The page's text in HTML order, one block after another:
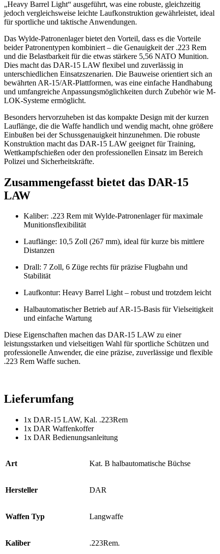
„Heavy Barrel Light“ ausgeführt, was eine robuste, gleichzeitig
jedoch vergleichsweise leichte Laufkonstruktion gewährleistet, ideal
für sportliche und taktische Anwendungen.
Das Wylde-Patronenlager bietet den Vorteil, dass es die Vorteile
beider Patronentypen kombiniert – die Genauigkeit der .223 Rem
und die Belastbarkeit für die etwas stärkere 5,56 NATO Munition.
Dies macht das DAR-15 LAW flexibel und zuverlässig in
unterschiedlichen Einsatzszenarien. Die Bauweise orientiert sich an
bewährten AR-15/AR-Plattformen, was eine einfache Handhabung
und umfangreiche Anpassungsmöglichkeiten durch Zubehör wie M-
LOK-Systeme ermöglicht.
Besonders hervorzuheben ist das kompakte Design mit der kurzen
Lauflänge, die die Waffe handlich und wendig macht, ohne größere
Einbußen bei der Schussgenauigkeit hinzunehmen. Die robuste
Konstruktion macht das DAR-15 LAW geeignet für Training,
Wettkampfschießen oder den professionellen Einsatz im Bereich
Polizei und Sicherheitskräfte.
Zusammengefasst bietet das DAR-15
LAW
Kaliber: .223 Rem mit Wylde-Patronenlager für maximale
Munitionsflexibilität
Lauflänge: 10,5 Zoll (267 mm), ideal für kurze bis mittlere
Distanzen
Drall: 7 Zoll, 6 Züge rechts für präzise Flugbahn und
Stabilität
Laufkontur: Heavy Barrel Light – robust und trotzdem leicht
Halbautomatischer Betrieb auf AR-15-Basis für Vielseitigkeit
und einfache Wartung
Diese Eigenschaften machen das DAR-15 LAW zu einer
leistungsstarken und vielseitigen Wahl für sportliche Schützen und
professionelle Anwender, die eine präzise, zuverlässige und flexible
.223 Rem Waffe suchen.
Lieferumfang
1x DAR-15 LAW, Kal. .223Rem
1x DAR Waffenkoffer
1x DAR Bedienungsanleitung
Art Kat. B halbautomatische Büchse
Hersteller DAR
Waffen Typ Langwaffe
Kaliber .223Rem.